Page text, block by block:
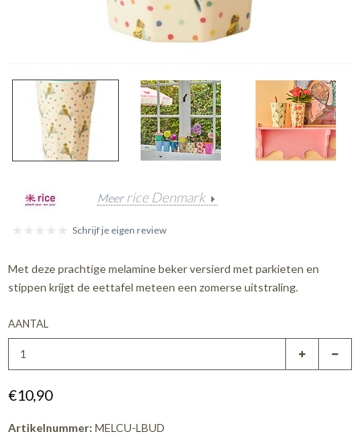
Meerrice Denmark
Schrijf je eigen review
Met deze prachtige melamine beker versierd met parkieten en
stippen krijgt de eettafel meteen een zomerse uitstraling.
AANTAL
€10,90
Artikelnummer: MELCU-LBUD